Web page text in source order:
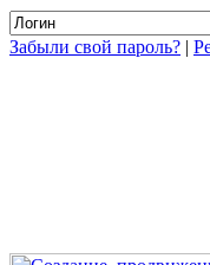
Забыли свой пароль? |